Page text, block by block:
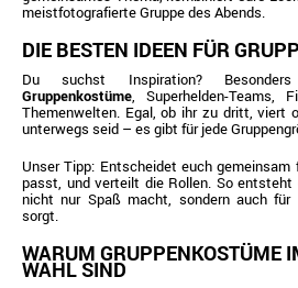
meistfotografierte Gruppe des Abends.
DIE BESTEN IDEEN FÜR
Du suchst Inspiration?
Gruppenkostüme, Superhelden-Teams,
Themenwelten. Egal, ob ihr zu dritt, viert
unterwegs seid – es gibt für jede
Unser Tipp: Entscheidet euch
passt, und verteilt die Rollen. So entsteht
nicht nur Spaß macht, sondern auch für
sorgt.
WARUM GRUPPENKOSTÜME
WAHL SIND